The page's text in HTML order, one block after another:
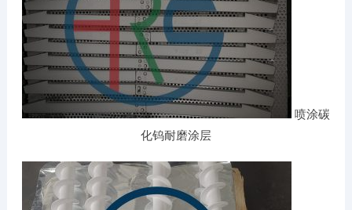
喷涂碳
化钨耐磨涂层